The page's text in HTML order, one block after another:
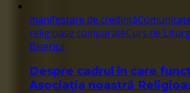
manifestare de credință
religioase comparateCurs de
Bisericii
Despre cadrul în care
Asociația noastră